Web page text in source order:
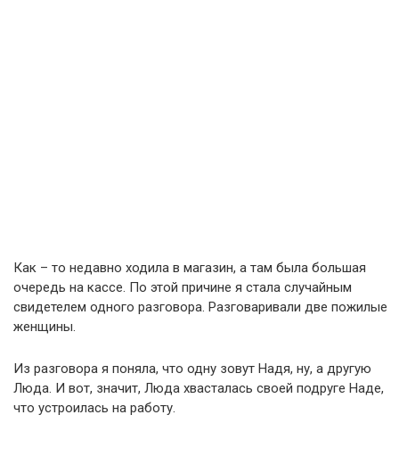
Как – то недавно ходила в магазин, а там была большая
очередь на кассе. По этой причине я стала случайным
свидетелем одного разговора. Разговаривали две пожилые
женщины.
Из разговора я поняла, что одну зовут Надя, ну, а другую
Люда. И вот, значит, Люда хвасталась своей подруге Наде,
что устроилась на работу.